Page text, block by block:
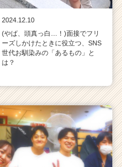
2024.12.10
(やば、頭真っ白…！)面接でフリ
ーズしかけたときに役立つ、SNS
世代お馴染みの「あるもの」と
は？